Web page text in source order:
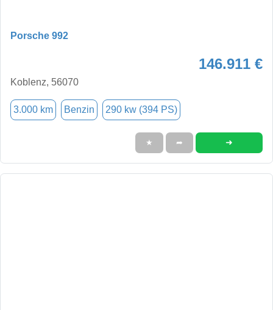
Porsche 992
146.911 €
Koblenz, 56070
3.000 km Benzin 290 kw (394 PS)
★ ➦ ➜